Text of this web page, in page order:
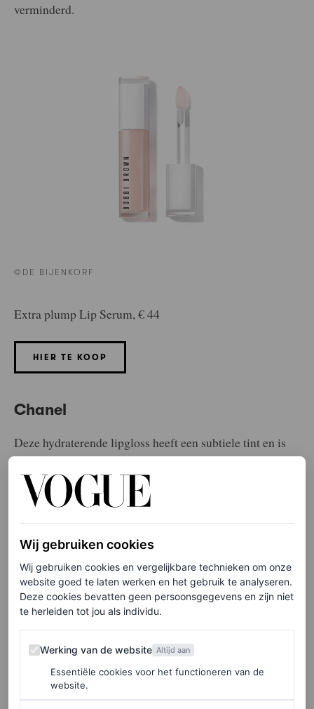
verminderd.
©DE BIJENKORF
Extra plump Lip Serum, € 44
HIER TE KOOP
Chanel
Deze hydraterende lipgloss heeft een subtiele tint en is
peachkleurige gloss? Kies dan voor de tint Rose Pulpe.
Wil je meer opvallen? Ga dan voor vurig Amarena.
lippen dankzij het zogenoemde Hydraboost-complex,
verrijkt met oliën zoals jojoba, zonnebloem, mimosa en
kokos. Ook fijn: de lipgloss voelt niet plakkerig aan en
heeft een langhoudend effect.
Wij gebruiken cookies
Wij gebruiken cookies en vergelijkbare technieken om onze
website goed te laten werken en het gebruik te analyseren.
Deze cookies bevatten geen persoonsgegevens en zijn niet
te herleiden tot jou als individu.
Werking van de website
Werking van de website Altijd aan
Essentiële cookies voor het functioneren van de
website.